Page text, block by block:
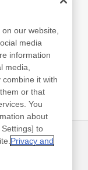
our website,
media
information
media,
it with
or that
You
about
to
Privacy and